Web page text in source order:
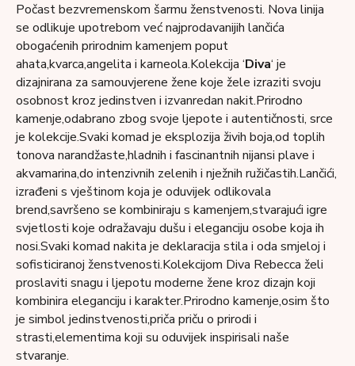
Počast bezvremenskom šarmu ženstvenosti. Nova linija
se odlikuje upotrebom već najprodavanijih lančića
obogaćenih prirodnim kamenjem poput
ahata,kvarca,angelita i karneola.Kolekcija ‘Diva‘ je
dizajnirana za samouvjerene žene koje žele izraziti svoju
osobnost kroz jedinstven i izvanredan nakit.Prirodno
kamenje,odabrano zbog svoje ljepote i autentičnosti, srce
je kolekcije.Svaki komad je eksplozija živih boja,od toplih
tonova narandžaste,hladnih i fascinantnih nijansi plave i
akvamarina,do intenzivnih zelenih i nježnih ružičastih.Lančići,
izrađeni s vještinom koja je oduvijek odlikovala
brend,savršeno se kombiniraju s kamenjem,stvarajući igre
svjetlosti koje odražavaju dušu i eleganciju osobe koja ih
nosi.Svaki komad nakita je deklaracija stila i oda smjeloj i
sofisticiranoj ženstvenosti.Kolekcijom Diva Rebecca želi
proslaviti snagu i ljepotu moderne žene kroz dizajn koji
kombinira eleganciju i karakter.Prirodno kamenje,osim što
je simbol jedinstvenosti,priča priču o prirodi i
strasti,elementima koji su oduvijek inspirisali naše
stvaranje.